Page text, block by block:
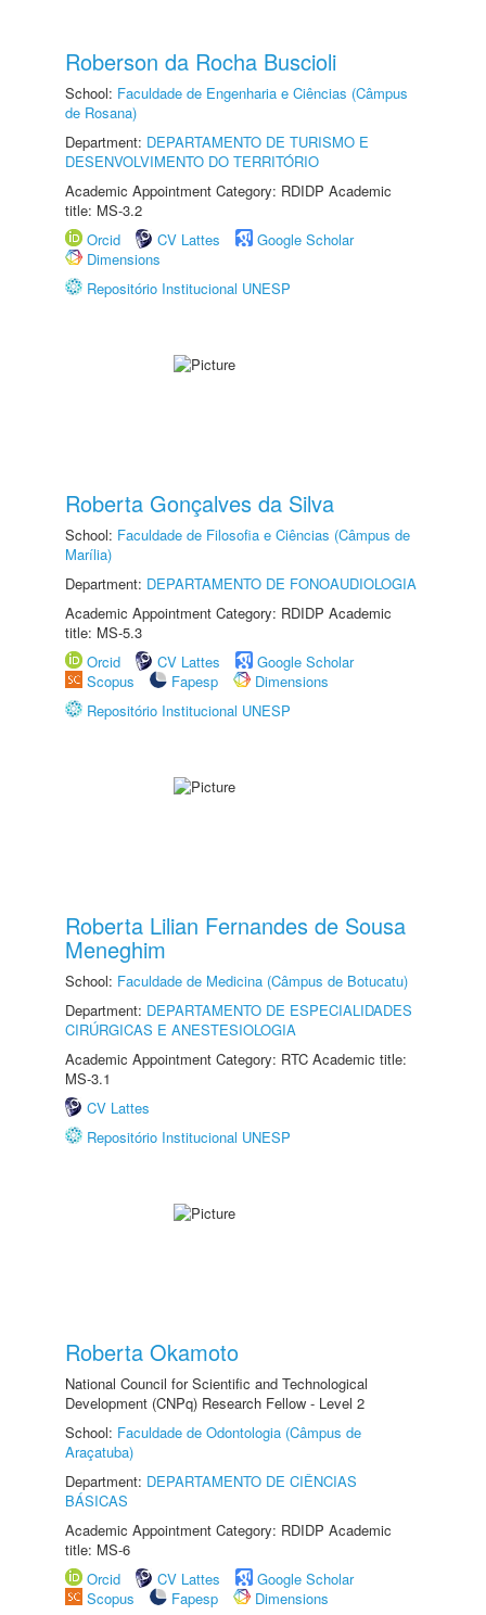
Roberson da Rocha Buscioli
School: Faculdade de Engenharia e Ciências (Câmpus
de Rosana)
Department: DEPARTAMENTO DE TURISMO E
DESENVOLVIMENTO DO TERRITÓRIO
Academic Appointment Category: RDIDP Academic
title: MS-3.2
Orcid
CV Lattes
Google Scholar
Dimensions
Repositório Institucional UNESP
Roberta Gonçalves da Silva
School: Faculdade de Filosofia e Ciências (Câmpus de
Marília)
Department: DEPARTAMENTO DE FONOAUDIOLOGIA
Academic Appointment Category: RDIDP Academic
title: MS-5.3
Orcid
CV Lattes
Google Scholar
Scopus
Fapesp
Dimensions
Repositório Institucional UNESP
Roberta Lilian Fernandes de Sousa
Meneghim
School: Faculdade de Medicina (Câmpus de Botucatu)
Department: DEPARTAMENTO DE ESPECIALIDADES
CIRÚRGICAS E ANESTESIOLOGIA
Academic Appointment Category: RTC Academic title:
MS-3.1
CV Lattes
Repositório Institucional UNESP
Roberta Okamoto
National Council for Scientific and Technological
Development (CNPq) Research Fellow - Level 2
School: Faculdade de Odontologia (Câmpus de
Araçatuba)
Department: DEPARTAMENTO DE CIÊNCIAS
BÁSICAS
Academic Appointment Category: RDIDP Academic
title: MS-6
Orcid
CV Lattes
Google Scholar
Scopus
Fapesp
Dimensions